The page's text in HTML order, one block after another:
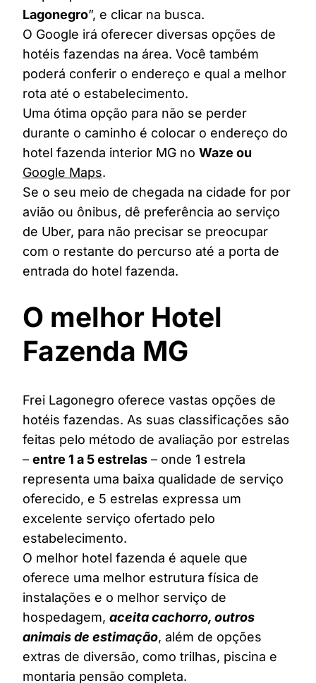
Lagonegro”, e clicar na busca.
O Google irá oferecer diversas opções de
hotéis fazendas na área. Você também
poderá conferir o endereço e qual a melhor
rota até o estabelecimento.
Uma ótima opção para não se perder
durante o caminho é colocar o endereço do
hotel fazenda interior MG no Waze ou
Google Maps.
Se o seu meio de chegada na cidade for por
avião ou ônibus, dê preferência ao serviço
de Uber, para não precisar se preocupar
com o restante do percurso até a porta de
entrada do hotel fazenda.
O melhor Hotel
Fazenda MG
Frei Lagonegro oferece vastas opções de
hotéis fazendas. As suas classificações são
feitas pelo método de avaliação por estrelas
– entre 1 a 5 estrelas – onde 1 estrela
representa uma baixa qualidade de serviço
oferecido, e 5 estrelas expressa um
excelente serviço ofertado pelo
estabelecimento.
O melhor hotel fazenda é aquele que
oferece uma melhor estrutura física de
instalações e o melhor serviço de
hospedagem, aceita cachorro, outros
animais de estimação, além de opções
extras de diversão, como trilhas, piscina e
montaria pensão completa.